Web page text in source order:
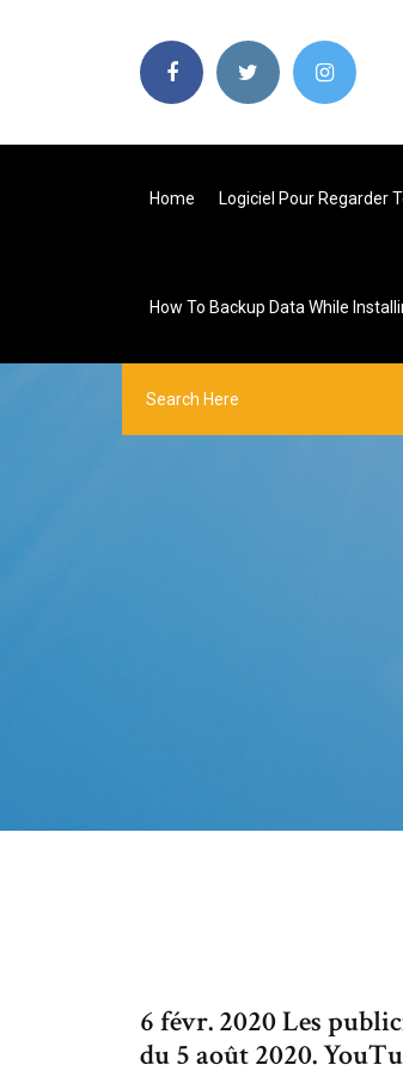
Home Logiciel Pour Regarder
How To Backup Data While
6 févr. 2020 Les
du 5 août 2020.